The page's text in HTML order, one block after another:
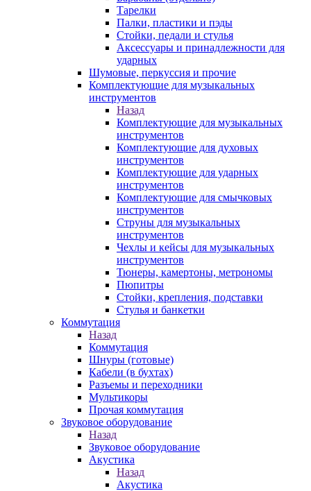
Тарелки
Палки, пластики и пэды
Стойки, педали и стулья
Аксессуары и принадлежности для
ударных
Шумовые, перкуссия и прочие
Комплектующие для музыкальных
инструментов
Назад
Комплектующие для музыкальных
инструментов
Комплектующие для духовых
инструментов
Комплектующие для ударных
инструментов
Комплектующие для смычковых
инструментов
Струны для музыкальных
инструментов
Чехлы и кейсы для музыкальных
инструментов
Тюнеры, камертоны, метрономы
Пюпитры
Стойки, крепления, подставки
Стулья и банкетки
Коммутация
Назад
Коммутация
Шнуры (готовые)
Кабели (в бухтах)
Разъемы и переходники
Мультикоры
Прочая коммутация
Звуковое оборудование
Назад
Звуковое оборудование
Акустика
Назад
Акустика